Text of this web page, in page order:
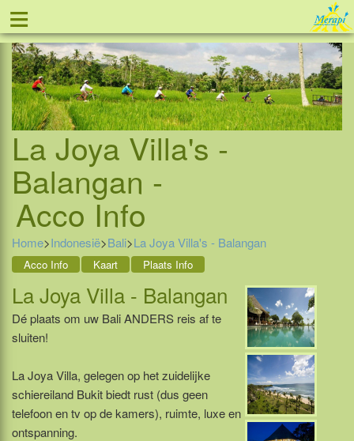
≡ Tel: 088 - 81 11 999
La Joya Villa's -
Balangan -
Acco Info
Home>Indonesië>Bali>La Joya Villa's - Balangan
Acco Info Kaart Plaats Info
La Joya Villa - Balangan
Dé plaats om uw Bali ANDERS reis af te
sluiten!
La Joya Villa, gelegen op het zuidelijke
schiereiland Bukit biedt rust (dus geen
telefoon en tv op de kamers), ruimte, luxe en
ontspanning.